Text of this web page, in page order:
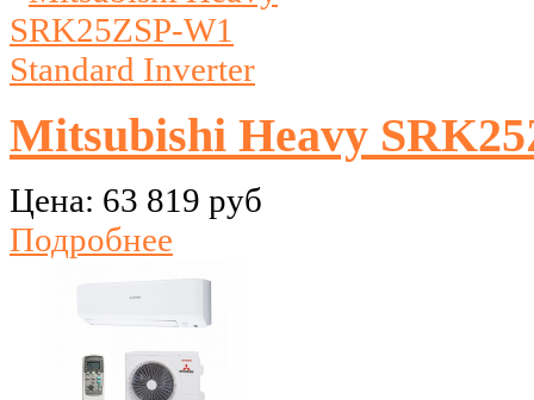
Mitsubishi Heavy
Цена: 63 819 руб
Подробнее